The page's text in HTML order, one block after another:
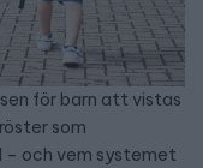
för barn att vistas
som
– och vem systemet